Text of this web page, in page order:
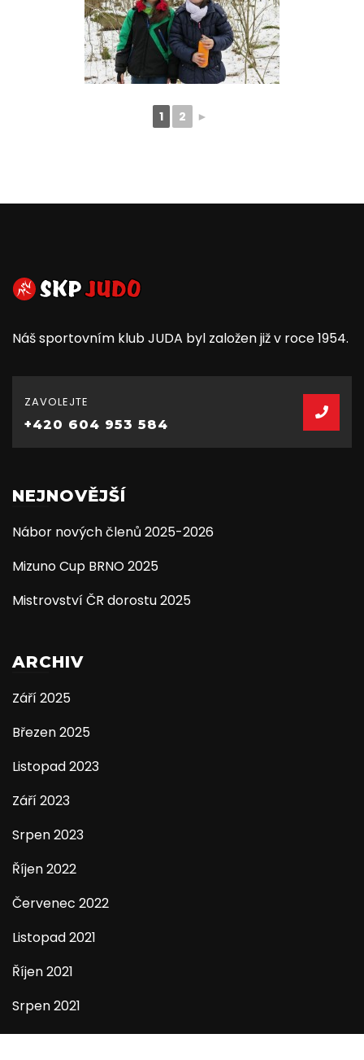
1 2 ►
Náš sportovním klub JUDA byl založen již v roce 1954.
ZAVOLEJTE
+420 604 953 584
NEJNOVĚJŠÍ
Nábor nových členů 2025-2026
Mizuno Cup BRNO 2025
Mistrovství ČR dorostu 2025
ARCHIV
Září 2025
Březen 2025
Listopad 2023
Září 2023
Srpen 2023
Říjen 2022
Červenec 2022
Listopad 2021
Říjen 2021
Srpen 2021